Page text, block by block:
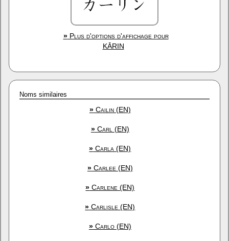
»Plus d'options d'affichage pour
KĀRIN
Noms similaires
»Cailin (EN)
»Carl (EN)
» Carla (EN)
»Carlee (EN)
» Carlene (EN)
» Carlisle (EN)
»Carlo (EN)